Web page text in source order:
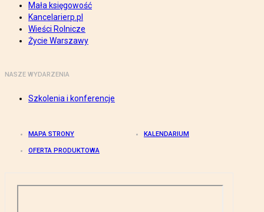
Mała księgowość
Kancelarierp.pl
Wieści Rolnicze
Życie Warszawy
NASZE WYDARZENIA
Szkolenia i konferencje
MAPA STRONY KALENDARIUM
OFERTA PRODUKTOWA